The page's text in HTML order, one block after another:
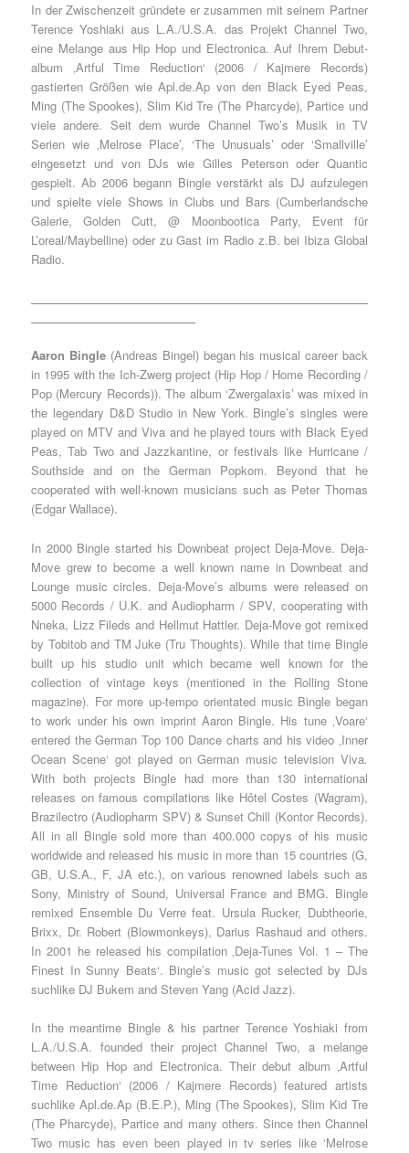
In der Zwischenzeit gründete er zusammen mit seinem Partner
Terence Yoshiaki aus L.A./U.S.A. das Projekt Channel Two,
eine Melange aus Hip Hop und Electronica. Auf Ihrem Debut-
album ‚Artful Time Reduction‘ (2006 / Kajmere Records)
gastierten Größen wie Apl.de.Ap von den Black Eyed Peas,
Ming (The Spookes), Slim Kid Tre (The Pharcyde), Partice und
viele andere. Seit dem wurde Channel Two’s Musik in TV
Serien wie ‚Melrose Place’, ‘The Unusuals’ oder ‘Smallville’
eingesetzt und von DJs wie Gilles Peterson oder Quantic
gespielt. Ab 2006 begann Bingle verstärkt als DJ aufzulegen
und spielte viele Shows in Clubs und Bars (Cumberlandsche
Galerie, Golden Cutt, @ Moonbootica Party, Event für
L’oreal/Maybelline) oder zu Gast im Radio z.B. bei Ibiza Global
Radio.
Aaron Bingle(Andreas Bingel) began his musical career back
in 1995 with the Ich-Zwerg project (Hip Hop / Home Recording /
Pop (Mercury Records)). The album ‘Zwergalaxis’ was mixed in
the legendary D&D Studio in New York. Bingle’s singles were
played on MTV and Viva and he played tours with Black Eyed
Peas, Tab Two and Jazzkantine, or festivals like Hurricane /
Southside and on the German Popkom. Beyond that he
cooperated with well-known musicians such as Peter Thomas
(Edgar Wallace).
In 2000 Bingle started his Downbeat project Deja-Move. Deja-
Move grew to become a well known name in Downbeat and
Lounge music circles. Deja-Move’s albums were released on
5000 Records / U.K. and Audiopharm / SPV, cooperating with
Nneka, Lizz Fileds and Hellmut Hattler. Deja-Move got remixed
by Tobitob and TM Juke (Tru Thoughts). While that time Bingle
built up his studio unit which became well known for the
collection of vintage keys (mentioned in the Rolling Stone
magazine). For more up-tempo orientated music Bingle began
to work under his own imprint Aaron Bingle. His tune ‚Voare‘
entered the German Top 100 Dance charts and his video ‚Inner
Ocean Scene‘ got played on German music television Viva.
With both projects Bingle had more than 130 international
releases on famous compilations like Hôtel Costes (Wagram),
Brazilectro (Audiopharm SPV) & Sunset Chill (Kontor Records).
All in all Bingle sold more than 400.000 copys of his music
worldwide and released his music in more than 15 countries (G,
GB, U.S.A., F, JA etc.), on various renowned labels such as
Sony, Ministry of Sound, Universal France and BMG. Bingle
remixed Ensemble Du Verre feat. Ursula Rucker, Dubtheorie,
Brixx, Dr. Robert (Blowmonkeys), Darius Rashaud and others.
In 2001 he released his compilation ‚Deja-Tunes Vol. 1 – The
Finest In Sunny Beats‘. Bingle’s music got selected by DJs
suchlike DJ Bukem and Steven Yang (Acid Jazz).
In the meantime Bingle & his partner Terence Yoshiaki from
L.A./U.S.A. founded their project Channel Two, a melange
between Hip Hop and Electronica. Their debut album ‚Artful
Time Reduction‘ (2006 / Kajmere Records) featured artists
suchlike Apl.de.Ap (B.E.P.), Ming (The Spookes), Slim Kid Tre
(The Pharcyde), Partice and many others. Since then Channel
Two music has even been played in tv series like ‘Melrose